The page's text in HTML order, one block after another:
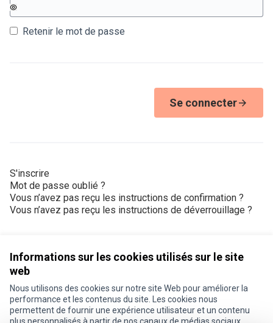
Informations sur les cookies utilisés sur le site
web
Nous utilisons des cookies sur notre site Web pour améliorer la
performance et les contenus du site. Les cookies nous
permettent de fournir une expérience utilisateur et un contenu
Retenir le mot de passe
Se connecter
S'inscrire
Mot de passe oublié ?
Vous n’avez pas reçu les instructions de confirmation ?
Vous n’avez pas reçu les instructions de déverrouillage ?
Conditions d'utilisation
Paramètres des cookies
Je participe ! sur X
Je participe ! sur Facebook
Je participe ! sur Instagram